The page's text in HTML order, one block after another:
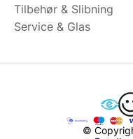
Tilbehør & Slibning
Service & Glas
©